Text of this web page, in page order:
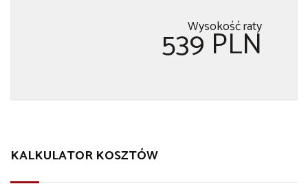
Wysokość raty
539 PLN
KALKULATOR KOSZTÓW